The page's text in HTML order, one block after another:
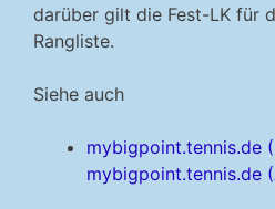
darüber gilt die Fest-LK für
Rangliste.
Siehe auch
mybigpoint.tennis.de
mybigpoint.tennis.de